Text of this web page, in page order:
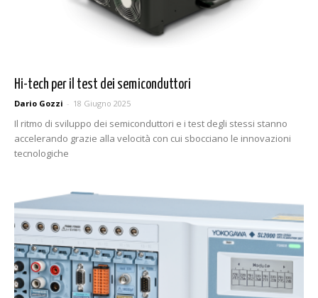
Hi-tech per il test dei semiconduttori
Dario Gozzi - 18 Giugno 2025
Il ritmo di sviluppo dei semiconduttori e i test degli stessi stanno
accelerando grazie alla velocità con cui sbocciano le innovazioni
tecnologiche